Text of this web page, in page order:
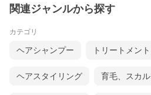
関連ジャンルから探す
カテゴリ
ヘアシャンプー トリートメン
ヘアスタイリング 育毛、スカ